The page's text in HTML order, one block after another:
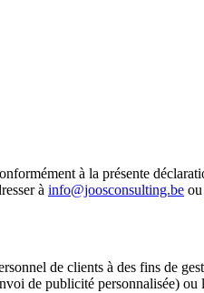
à la présente
à info@joosconsulting.be ou
de clients à des fins de
de publicité personnalisée) ou